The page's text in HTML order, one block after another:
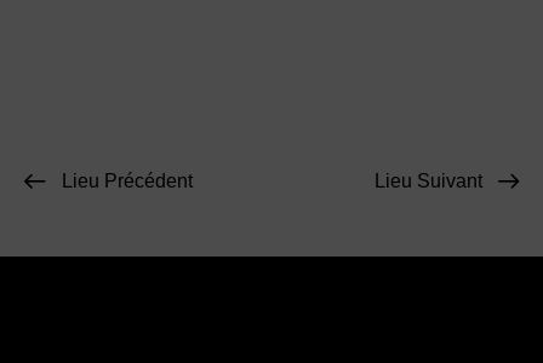
Lieu Précédent Lieu Suivant